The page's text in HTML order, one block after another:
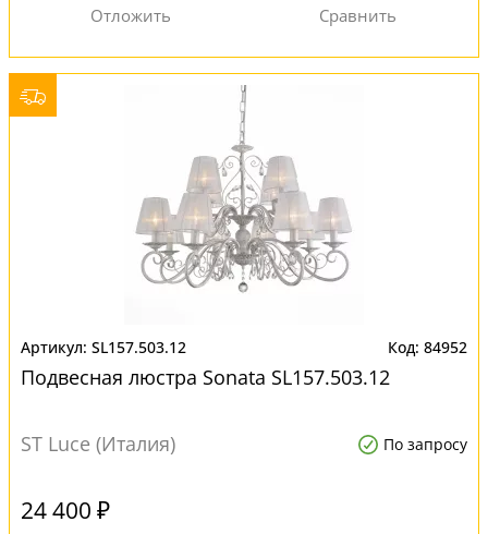
SL157.503.12 84952
Подвесная люстра Sonata SL157.503.12
ST Luce (Италия) По запросу
24 400 ₽